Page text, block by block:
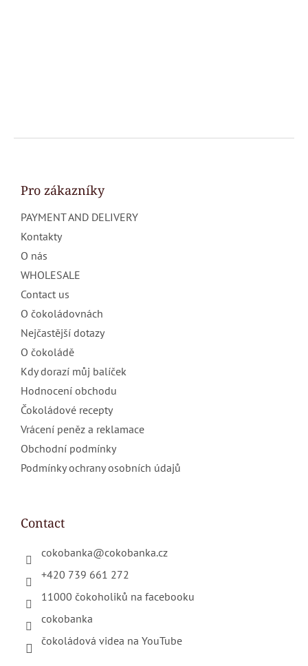
F
Pro zákazníky
PAYMENT AND DELIVERY
Kontakty
O nás
WHOLESALE
Contact us
O čokoládovnách
Nejčastější dotazy
O čokoládě
Kdy dorazí můj balíček
Hodnocení obchodu
Čokoládové recepty
Vrácení peněz a reklamace
Obchodní podmínky
Podmínky ochrany osobních údajů
Contact
cokobanka@cokobanka.cz
+420 739 661 272
11000 čokoholiků na facebooku
cokobanka
čokoládová videa na YouTube